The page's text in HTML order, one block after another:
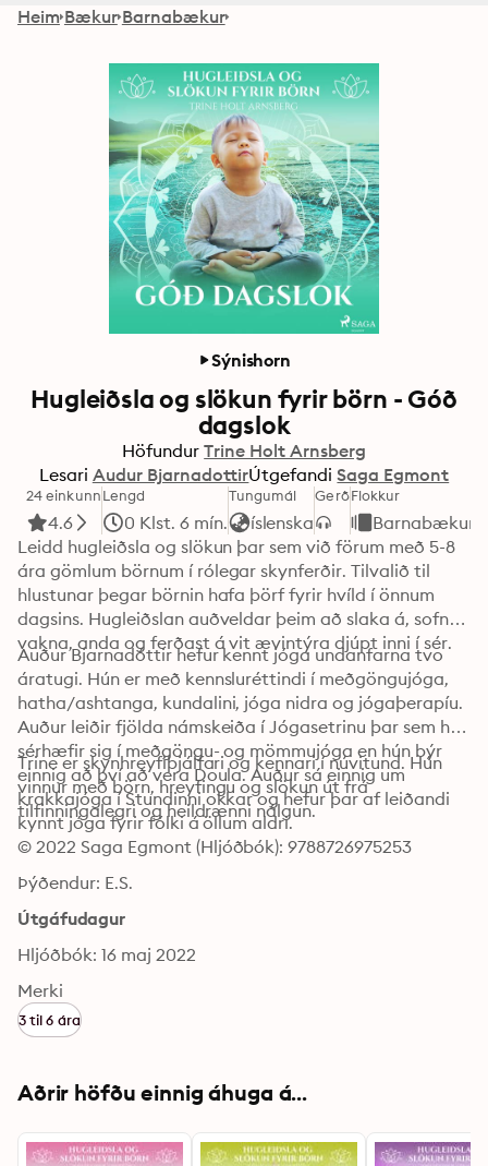
Heim Bækur Barnabækur
Sýnishorn
Hugleiðsla og slökun fyrir börn - Góð
dagslok
Höfundur Trine Holt Arnsberg
Lesari Audur BjarnadottirÚtgefandi Saga Egmont
24 einkunn
4.6
Lengd
0 Klst. 6 mín.
Tungumál
íslenska
GerðFlokkur
Barnabækur
Leidd hugleiðsla og slökun þar sem við förum með 5-8
ára gömlum börnum í rólegar skynferðir. Tilvalið til
hlustunar þegar börnin hafa þörf fyrir hvíld í önnum
dagsins. Hugleiðslan auðveldar þeim að slaka á, sofna,
Auður Bjarnadóttir hefur kennt jóga undanfarna tvo
áratugi. Hún er með kennsluréttindi í meðgöngujóga,
hatha/ashtanga, kundalini, jóga nidra og jógaþerapíu.
Auður leiðir fjölda námskeiða í Jógasetrinu þar sem hún
sérhæfir sig í meðgöngu- og mömmujóga en hún býr
einnig að því að vera Doula. Auður sá einnig um
krakkajóga í Stundinni okkar og hefur þar af leiðandi
kynnt jóga fyrir fólki á öllum aldri.
Trine er skynhreyfiþjálfari og kennari í núvitund. Hún
vinnur með börn, hreyfingu og slökun út frá
tilfinningalegri og heildrænni nálgun.
© 2022 Saga Egmont (Hljóðbók): 9788726975253
Þýðendur: E.S.
Útgáfudagur
Hljóðbók: 16 maj 2022
Merki
3 til 6 ára
Aðrir höfðu einnig áhuga á...